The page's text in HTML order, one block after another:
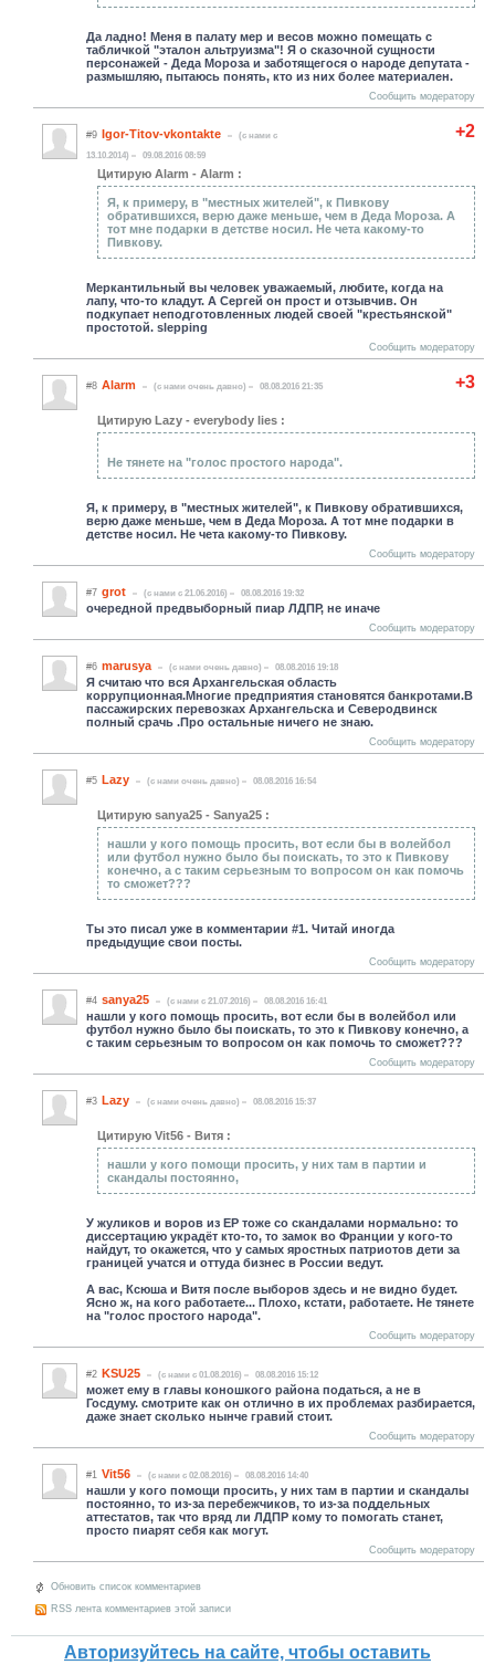
Да ладно! Меня в палату мер и весов можно помещать с
табличкой "эталон альтруизма"! Я о сказочной сущности
персонажей - Деда Мороза и заботящегося о народе депутата -
размышляю, пытаюсь понять, кто из них более материален.
Сообщить модератору
+2
#9 Igor-Titov-vkontakte
(c нами с
13.10.2014)
09.08.2016 08:59
Цитирую Alarm - Alarm :
Я, к примеру, в "местных жителей", к Пивкову
обратившихся, верю даже меньше, чем в Деда Мороза. А
тот мне подарки в детстве носил. Не чета какому-то
Пивкову.
Меркантильный вы человек уважаемый, любите, когда на
лапу, что-то кладут. А Сергей он прост и отзывчив. Он
подкупает неподготовленных людей своей "крестьянской"
простотой. slepping
Сообщить модератору
+3
#8 Alarm (c нами очень давно) 08.08.2016 21:35
Цитирую Lazy - everybody lies :
Не тянете на "голос простого народа".
Я, к примеру, в "местных жителей", к Пивкову обратившихся,
верю даже меньше, чем в Деда Мороза. А тот мне подарки в
детстве носил. Не чета какому-то Пивкову.
Сообщить модератору
#7 grot (c нами с 21.06.2016) 08.08.2016 19:32
очередной предвыборный пиар ЛДПР, не иначе
Сообщить модератору
#6 marusya (c нами очень давно) 08.08.2016 19:18
Я считаю что вся Архангельская область
коррупционная.Многие предприятия становятся банкротами.В
пассажирских перевозках Архангельска и Северодвинск
полный срачь .Про остальные ничего не знаю.
Сообщить модератору
#5 Lazy (c нами очень давно) 08.08.2016 16:54
Цитирую sanya25 - Sanya25 :
нашли у кого помощь просить, вот если бы в волейбол
или футбол нужно было бы поискать, то это к Пивкову
конечно, а с таким серьезным то вопросом он как помочь
то сможет???
Ты это писал уже в комментарии #1. Читай иногда
предыдущие свои посты.
Сообщить модератору
#4 sanya25 (c нами с 21.07.2016) 08.08.2016 16:41
нашли у кого помощь просить, вот если бы в волейбол или
футбол нужно было бы поискать, то это к Пивкову конечно, а
с таким серьезным то вопросом он как помочь то сможет???
Сообщить модератору
#3 Lazy (c нами очень давно) 08.08.2016 15:37
Цитирую Vit56 - Витя :
нашли у кого помощи просить, у них там в партии и
скандалы постоянно,
У жуликов и воров из ЕР тоже со скандалами нормально: то
диссертацию украдёт кто-то, то замок во Франции у кого-то
найдут, то окажется, что у самых яростных патриотов дети за
границей учатся и оттуда бизнес в России ведут.
А вас, Ксюша и Витя после выборов здесь и не видно будет.
Ясно ж, на кого работаете... Плохо, кстати, работаете. Не тянете
на "голос простого народа".
Сообщить модератору
#2 KSU25 (c нами с 01.08.2016) 08.08.2016 15:12
может ему в главы коношкого района податься, а не в
Госдуму. смотрите как он отлично в их проблемах разбирается,
даже знает сколько нынче гравий стоит.
Сообщить модератору
#1 Vit56 (c нами с 02.08.2016) 08.08.2016 14:40
нашли у кого помощи просить, у них там в партии и скандалы
постоянно, то из-за перебежчиков, то из-за поддельных
аттестатов, так что вряд ли ЛДПР кому то помогать станет,
просто пиарят себя как могут.
Сообщить модератору
Обновить список комментариев
RSS лента комментариев этой записи
Авторизуйтесь на сайте, чтобы оставить